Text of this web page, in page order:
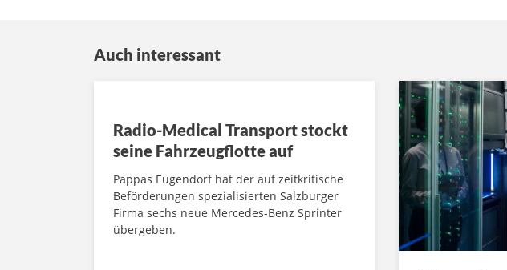
Auch interessant
Radio-Medical Transport stockt
seine Fahrzeugflotte auf
Pappas Eugendorf hat der auf zeitkritische
Beförderungen spezialisierten Salzburger
Firma sechs neue Mercedes-Benz Sprinter
übergeben.